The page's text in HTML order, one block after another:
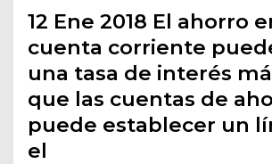
12 Ene 2018 El ahorro
cuenta corriente
una tasa de interés
que las cuentas de
puede establecer un
el